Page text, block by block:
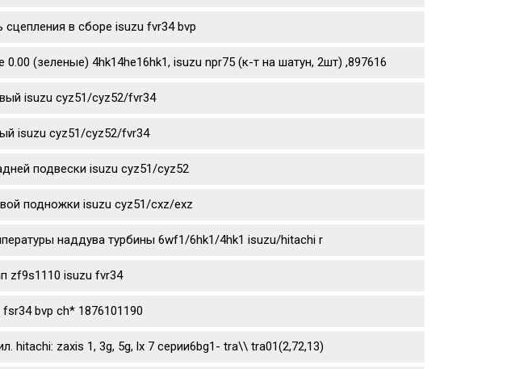
сцепления в сборе isuzu fvr34 bvp
(зеленые) 4hk14he16hk1, isuzu npr75 (к-т на шатун, 2шт) ,897616
isuzu cyz51/cyz52/fvr34
isuzu cyz51/cyz52/fvr34
подвески isuzu cyz51/cyz52
подножки isuzu cyz51/cxz/exz
наддува турбины 6wf1/6hk1/4hk1 isuzu/hitachi r
zf9s1110 isuzu fvr34
bvp ch* 1876101190
hitachi: zaxis 1, 3g, 5g, lx 7 серии6bg1- tra\\ tra01(2,72,13)